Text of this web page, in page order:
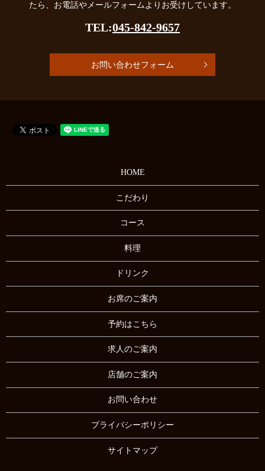
たら、お電話やメールフォームよりお受けしています。
TEL:045-842-9657
お問い合わせフォーム
HOME
こだわり
コース
料理
ドリンク
お席のご案内
予約はこちら
求人のご案内
店舗のご案内
お問い合わせ
プライバシーポリシー
サイトマップ